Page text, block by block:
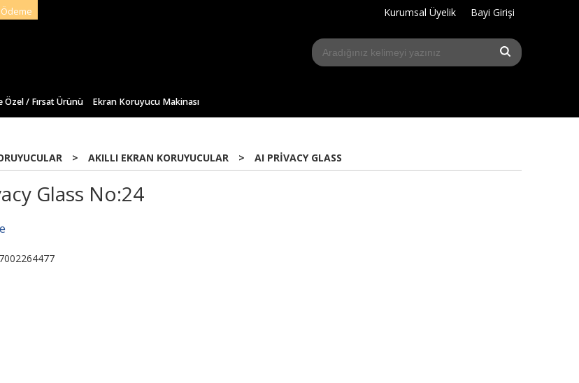
Ödeme Kurumsal Üyelik Bayi Girişi
Özel / Fırsat Ürünü Ekran Koruyucu Makinası
> AKILLI EKRAN KORUYUCULAR > AI PRIVACY GLASS
Glass No:24